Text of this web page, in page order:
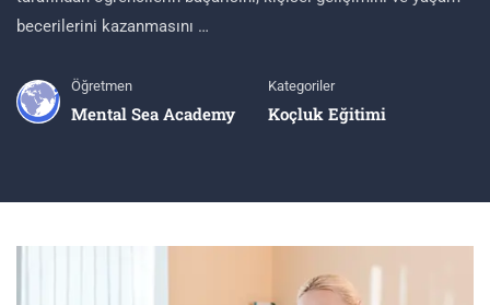
becerilerini kazanmasını …
Öğretmen
Mental Sea Academy
Kategoriler
Koçluk Eğitimi